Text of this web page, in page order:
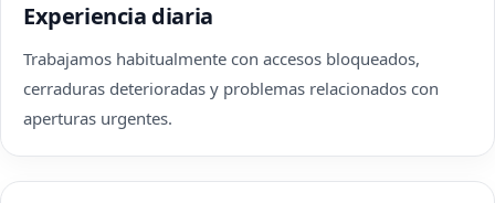
Experiencia diaria
Trabajamos habitualmente con accesos bloqueados,
cerraduras deterioradas y problemas relacionados con
aperturas urgentes.